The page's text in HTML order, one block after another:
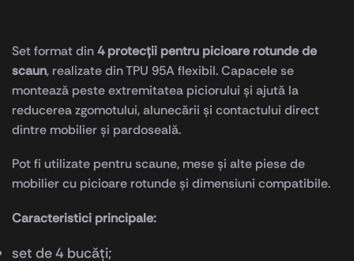
Set format din4 protecții pentru picioare rotunde de
scaun, realizate din TPU 95A flexibil. Capacele se
montează peste extremitatea piciorului și ajută la
reducerea zgomotului, alunecării și contactului direct
dintre mobilier și pardoseală.
Pot fi utilizate pentru scaune, mese și alte piese de
mobilier cu picioare rotunde și dimensiuni compatibile.
Caracteristici principale:
set de 4 bucăți;